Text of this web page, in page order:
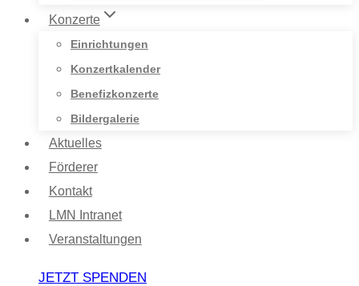
Konzerte
Einrichtungen
Konzertkalender
Benefizkonzerte
Bildergalerie
Aktuelles
Förderer
Kontakt
LMN Intranet
Veranstaltungen
JETZT SPENDEN